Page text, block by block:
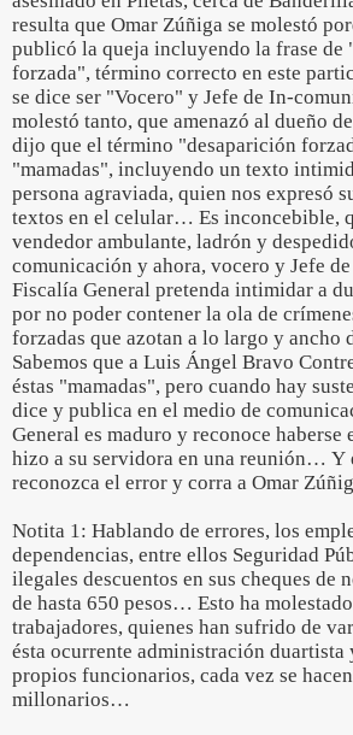
resulta que Omar Zúñiga se molestó
publicó la queja incluyendo la frase de
forzada", término correcto en este
se dice ser "Vocero" y Jefe de In-
molestó tanto, que amenazó al dueño
dijo que el término "desaparición
"mamadas", incluyendo un texto
persona agraviada, quien nos expresó
textos en el celular… Es inconcebible,
vendedor ambulante, ladrón y
comunicación y ahora, vocero y Jefe
Fiscalía General pretenda intimidar a
por no poder contener la ola de
forzadas que azotan a lo largo y ancho
Sabemos que a Luis Ángel Bravo
éstas "mamadas", pero cuando hay
dice y publica en el medio de
General es maduro y reconoce
hizo a su servidora en una reunión… Y
reconozca el error y corra a Omar
Notita 1: Hablando de errores, los
dependencias, entre ellos Seguridad
ilegales descuentos en sus cheques de
de hasta 650 pesos… Esto ha
trabajadores, quienes han sufrido de
ésta ocurrente administración duartista
propios funcionarios, cada vez se
millonarios…